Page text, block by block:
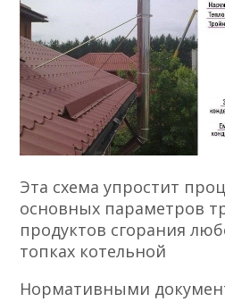
Эта схема упростит
основных параметров
продуктов сгорания
топках котельной
Нормативными